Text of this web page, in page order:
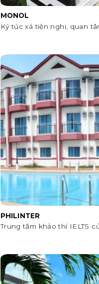
MONOL
Ký túc xá tiện nghi, quan
PHILINTER
Trung tâm khảo thí IELTS